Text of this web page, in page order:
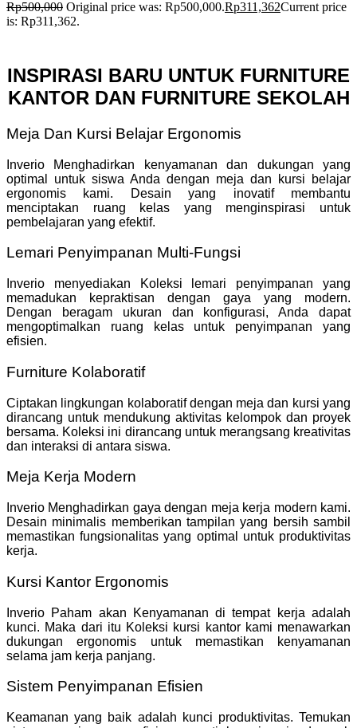
Rp500,000 Original price was: Rp500,000.Rp311,362Current price
is: Rp311,362.
INSPIRASI BARU UNTUK FURNITURE
KANTOR DAN FURNITURE SEKOLAH
Meja Dan Kursi Belajar Ergonomis
Inverio Menghadirkan kenyamanan dan dukungan yang
optimal untuk siswa Anda dengan meja dan kursi belajar
ergonomis kami. Desain yang inovatif membantu
menciptakan ruang kelas yang menginspirasi untuk
pembelajaran yang efektif.
Lemari Penyimpanan Multi-Fungsi
Inverio menyediakan Koleksi lemari penyimpanan yang
memadukan kepraktisan dengan gaya yang modern.
Dengan beragam ukuran dan konfigurasi, Anda dapat
mengoptimalkan ruang kelas untuk penyimpanan yang
efisien.
Furniture Kolaboratif
Ciptakan lingkungan kolaboratif dengan meja dan kursi yang
dirancang untuk mendukung aktivitas kelompok dan proyek
bersama. Koleksi ini dirancang untuk merangsang kreativitas
dan interaksi di antara siswa.
Meja Kerja Modern
Inverio Menghadirkan gaya dengan meja kerja modern kami.
Desain minimalis memberikan tampilan yang bersih sambil
memastikan fungsionalitas yang optimal untuk produktivitas
kerja.
Kursi Kantor Ergonomis
Inverio Paham akan Kenyamanan di tempat kerja adalah
kunci. Maka dari itu Koleksi kursi kantor kami menawarkan
dukungan ergonomis untuk memastikan kenyamanan
selama jam kerja panjang.
Sistem Penyimpanan Efisien
Keamanan yang baik adalah kunci produktivitas. Temukan